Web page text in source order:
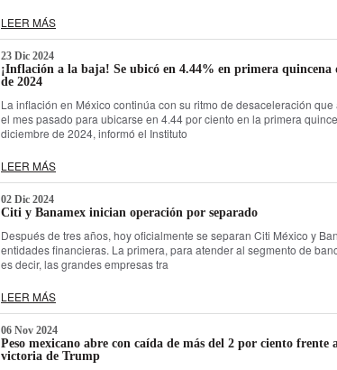
LEER MÁS
23 Dic 2024
¡Inflación a la baja! Se ubicó en 4.44% en primera quincena
de 2024
La inflación en México continúa con su ritmo de desaceleración que
el mes pasado para ubicarse en 4.44 por ciento en la primera
diciembre de 2024, informó el Instituto
LEER MÁS
02 Dic 2024
Citi y Banamex inician operación por separado
Después de tres años, hoy oficialmente se separan Citi México y
entidades financieras. La primera, para atender al segmento de
es decir, las grandes empresas tra
LEER MÁS
06 Nov 2024
Peso mexicano abre con caída de más del 2 por ciento frente
victoria de Trump